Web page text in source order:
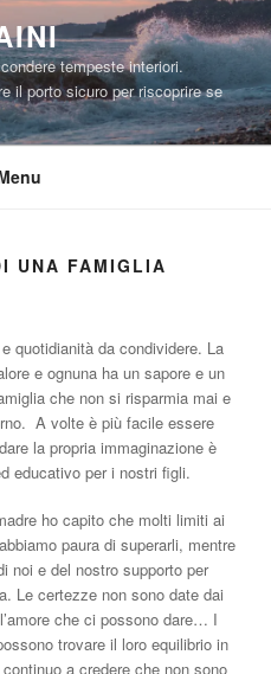
tempeste interiori.
il porto sicuro per riscoprire se
UNA FAMIGLIA
quotidianità da condividere. La
e ognuna ha un sapore e un
che non si risparmia mai e
A volte è più facile essere
la propria immaginazione è
educativo per i nostri figli.
ho capito che molti limiti ai
paura di superarli, mentre
noi e del nostro supporto per
Le certezze non sono date dai
che ci possono dare… I
trovare il loro equilibrio in
a credere che non sono